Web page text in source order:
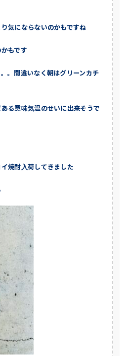
気にならないのかもですね
もです
。間違いなく朝はグリーンカチ
る意味気温のせいに出来そうで
焼酎入荷してきました